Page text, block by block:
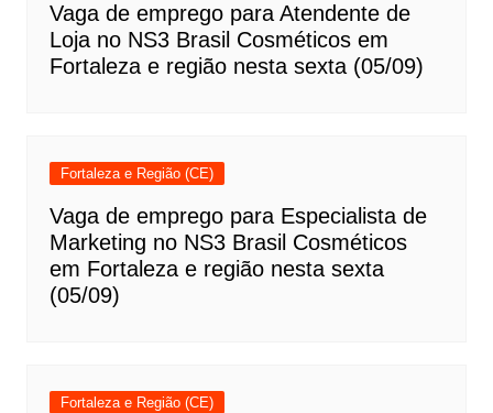
Vaga de emprego para Atendente de
Loja no NS3 Brasil Cosméticos em
Fortaleza e região nesta sexta (05/09)
Fortaleza e Região (CE)
Vaga de emprego para Especialista de
Marketing no NS3 Brasil Cosméticos
em Fortaleza e região nesta sexta
(05/09)
Fortaleza e Região (CE)